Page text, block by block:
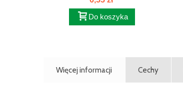
Do koszyka
Więcej informacji Cechy